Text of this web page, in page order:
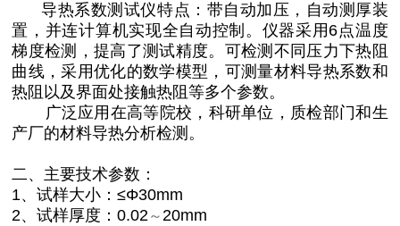
导热系数测试仪特点：带自动加压，自动测厚装
置，并连计算机实现全自动控制。仪器采用6点温度
梯度检测，提高了测试精度。可检测不同压力下热阻
曲线，采用优化的数学模型，可测量材料导热系数和
热阻以及界面处接触热阻等多个参数。
广泛应用在高等院校，科研单位，质检部门和生
产厂的材料导热分析检测。
二、 主要技术参数：
1、试样大小：≤Φ30mm
2、试样厚度：0.02～20mm